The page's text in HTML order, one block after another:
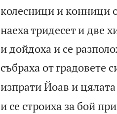
колесници и конници
наеха тридесет и две
и дойдоха и се
събраха от градовете
изпрати Йоав и
и се строиха за бой